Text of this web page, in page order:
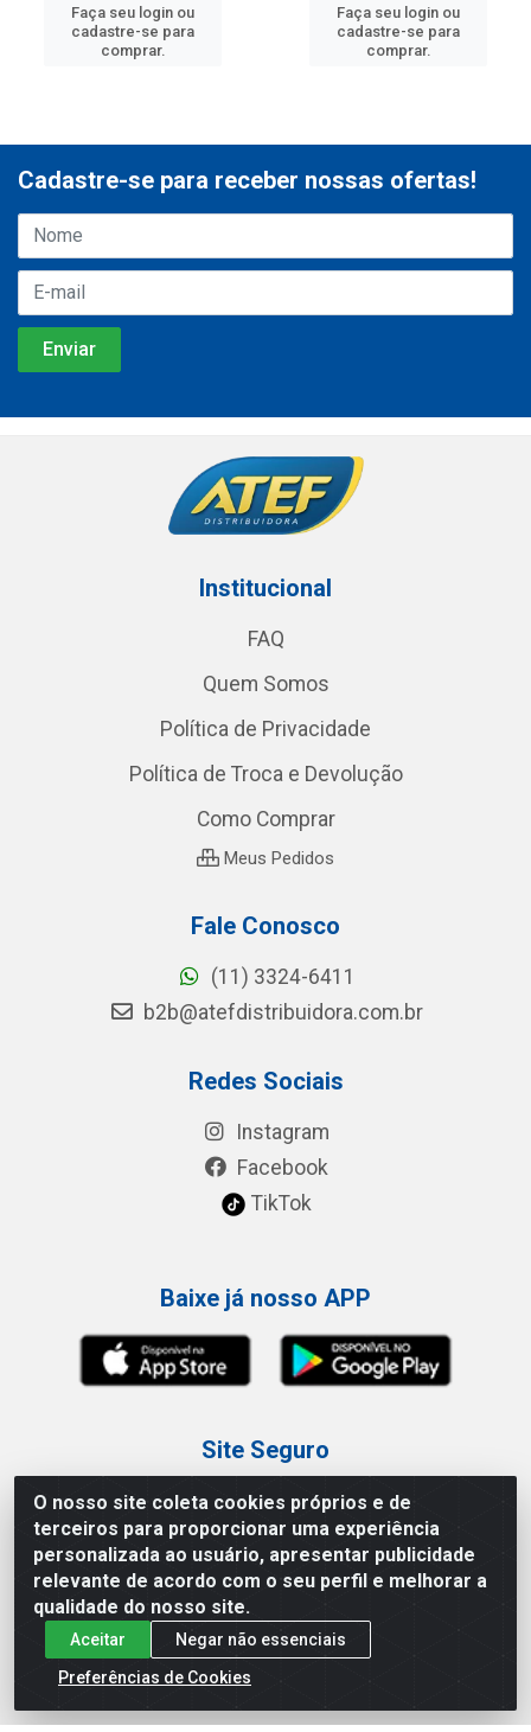
Faça seu login ou
cadastre-se para
comprar.
Faça seu login ou
cadastre-se para
comprar.
O nosso site coleta cookies próprios e de
terceiros para proporcionar uma experiência
personalizada ao usuário, apresentar publicidade
relevante de acordo com o seu perfil e melhorar a
qualidade do nosso site.
Aceitar
Negar não essenciais
Preferências de Cookies
Cadastre-se para receber nossas ofertas!
Institucional
FAQ
Quem Somos
Política de Privacidade
Política de Troca e Devolução
Como Comprar
Meus Pedidos
Fale Conosco
(11) 3324-6411
b2b@atefdistribuidora.com.br
Redes Sociais
Instagram
Facebook
TikTok
Baixe já nosso APP
Site Seguro
Loja / Showroom
Tel.: (11) 3227-0546
Av Vautier, 587/597 - Pari - São Paulo/SP